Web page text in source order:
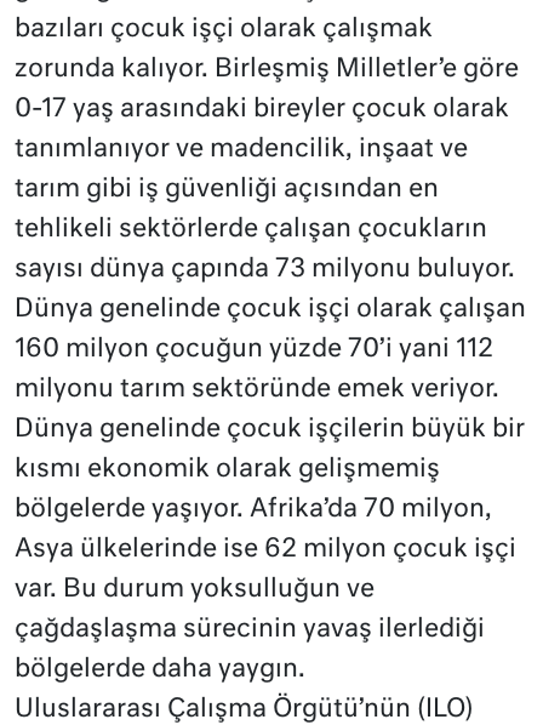
bazıları çocuk işçi olarak çalışmak
zorunda kalıyor. Birleşmiş Milletler’e göre
0-17 yaş arasındaki bireyler çocuk olarak
tanımlanıyor ve madencilik, inşaat ve
tarım gibi iş güvenliği açısından en
tehlikeli sektörlerde çalışan çocukların
sayısı dünya çapında 73 milyonu buluyor.
Dünya genelinde çocuk işçi olarak çalışan
160 milyon çocuğun yüzde 70’i yani 112
milyonu tarım sektöründe emek veriyor.
Dünya genelinde çocuk işçilerin büyük bir
kısmı ekonomik olarak gelişmemiş
bölgelerde yaşıyor. Afrika’da 70 milyon,
Asya ülkelerinde ise 62 milyon çocuk işçi
var. Bu durum yoksulluğun ve
çağdaşlaşma sürecinin yavaş ilerlediği
bölgelerde daha yaygın.
Uluslararası Çalışma Örgütü’nün (ILO)